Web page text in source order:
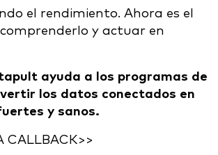
el rendimiento. Ahora es el
y actuar en
ayuda a los programas de
los datos conectados en
y sanos.
CALLBACK>>